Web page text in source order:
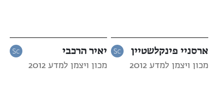
ארסניי פינקלשטיין
מכון ויצמן למדע 2012
יאיר הרכבי
מכון ויצמן למדע 2012